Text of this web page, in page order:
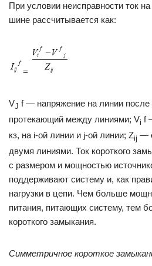
При условии неисправности ток
шине рассчитывается как:
=
VJ f — напряжение на линии после
протекающий между линиями; Vi f
кз, на i-ой линии и j-ой линии; Zij —
двумя линиями. Ток короткого
с размером и мощностью
поддерживают систему и, как
нагрузки в цепи. Чем больше
питания, питающих систему, тем
короткого замыкания.
Симметричное короткое